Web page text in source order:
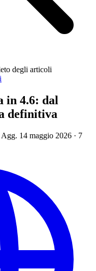
degli articoli
in 4.6: dal
definitiva
Agg. 14 maggio 2026 · 7